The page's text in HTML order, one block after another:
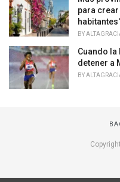
para
BY
Cuando
detener a
BY